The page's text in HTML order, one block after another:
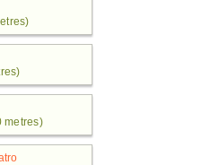
metres)